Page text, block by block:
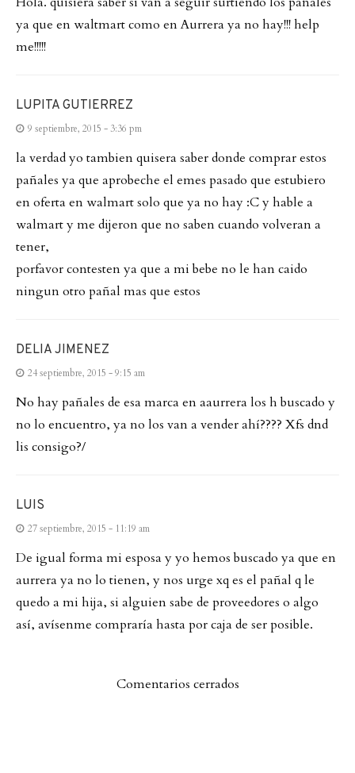
ya que en waltmart como en Aurrera ya no hay!!! help
me!!!!!
LUPITA GUTIERREZ
9 septiembre, 2015 - 3:36 pm
la verdad yo tambien quisera saber donde comprar estos
pañales ya que aprobeche el emes pasado que estubiero
en oferta en walmart solo que ya no hay :C y hable a
walmart y me dijeron que no saben cuando volveran a
tener,
porfavor contesten ya que a mi bebe no le han caido
ningun otro pañal mas que estos
DELIA JIMENEZ
24 septiembre, 2015 - 9:15 am
No hay pañales de esa marca en aaurrera los h buscado y
no lo encuentro, ya no los van a vender ahí???? Xfs dnd
lis consigo?/
LUIS
27 septiembre, 2015 - 11:19 am
De igual forma mi esposa y yo hemos buscado ya que en
aurrera ya no lo tienen, y nos urge xq es el pañal q le
quedo a mi hija, si alguien sabe de proveedores o algo
así, avísenme compraría hasta por caja de ser posible.
Comentarios cerrados